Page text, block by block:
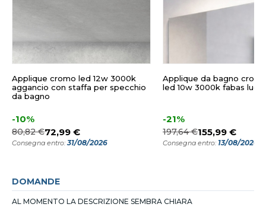
Applique cromo led 12w 3000k
aggancio con staffa per specchio
da bagno
-10%
80,82 €72,99 €
Consegna entro:31/08/2026
Applique da bagno
led 10w 3000k fabas luce
-21%
197,64 €155,99 €
Consegna entro: 13/08/2026
DOMANDE
AL MOMENTO LA DESCRIZIONE SEMBRA CHIARA